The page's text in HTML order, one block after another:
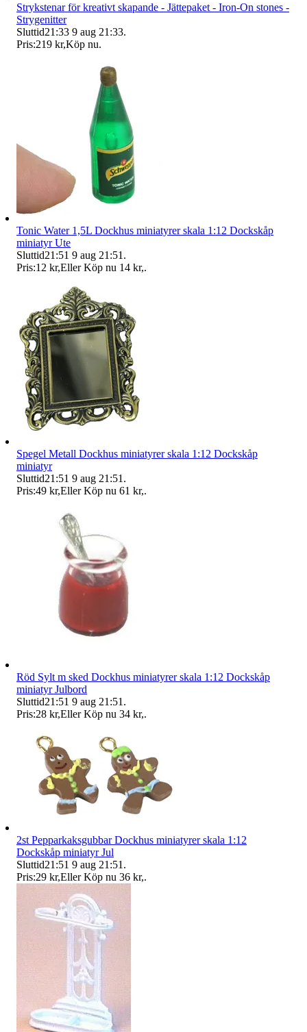
Strykstenar för kreativt skapande - Jättepaket - Iron-On stones -
Strygenitter
Sluttid21:33 9 aug 21:33.
Pris:219 kr,Köp nu.
Tonic Water 1,5L Dockhus miniatyrer skala 1:12 Dockskåp
miniatyr Ute
Sluttid21:51 9 aug 21:51 .
Pris:12 kr,Eller Köp nu 14 kr,.
Spegel Metall Dockhus miniatyrer skala 1:12 Dockskåp
miniatyr
Sluttid21:51 9 aug 21:51 .
Pris:49 kr,Eller Köp nu 61 kr,.
Röd Sylt m sked Dockhus miniatyrer skala 1:12 Dockskåp
miniatyr Julbord
Sluttid21:51 9 aug 21:51 .
Pris:28 kr,Eller Köp nu 34 kr,.
2st Pepparkaksgubbar Dockhus miniatyrer skala 1:12
Dockskåp miniatyr Jul
Sluttid21:51 9 aug 21:51 .
Pris:29 kr,Eller Köp nu 36 kr,.